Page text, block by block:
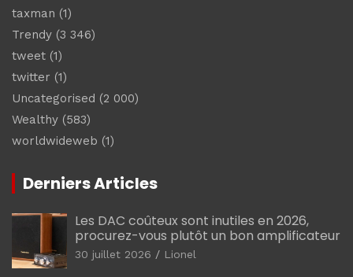
taxman (1)
Trendy (3 346)
tweet (1)
twitter (1)
Uncategorised (2 000)
Wealthy (583)
worldwideweb (1)
Derniers Articles
Les DAC coûteux sont inutiles en 2026,
procurez-vous plutôt un bon amplificateur
30 juillet 2026 Lionel